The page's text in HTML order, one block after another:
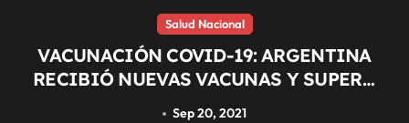
Salud Nacional
VACUNACIÓN COVID-19: ARGENTINA
RECIBIÓ NUEVAS VACUNAS Y SUPERÓ
LOS 63 MILLONES DE DOSIS
Sep 20, 2021